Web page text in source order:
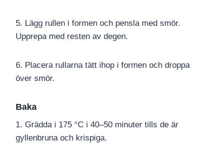
5. Lägg rullen i formen och pensla med smör.
Upprepa med resten av degen.
6. Placera rullarna tätt ihop i formen och droppa
över smör.
Baka
1. Grädda i 175 °C i 40–50 minuter tills de är
gyllenbruna och krispiga.